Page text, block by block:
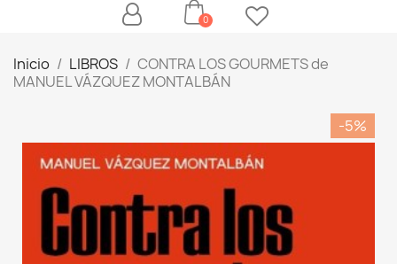
Inicio LIBROS
CONTRA LOS GOURMETS de
MANUEL VÁZQUEZ MONTALBÁN
-5%